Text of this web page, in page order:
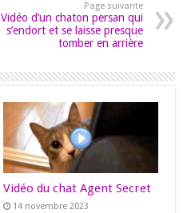
Page suivante
Vidéo d’un chaton persan qui
s’endort et se laisse presque
tomber en arrière
Vidéo du chat Agent Secret
14 novembre 2023